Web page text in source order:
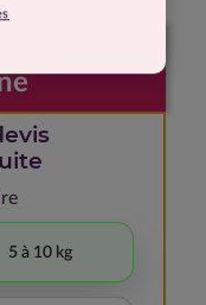
5 à 10 kg